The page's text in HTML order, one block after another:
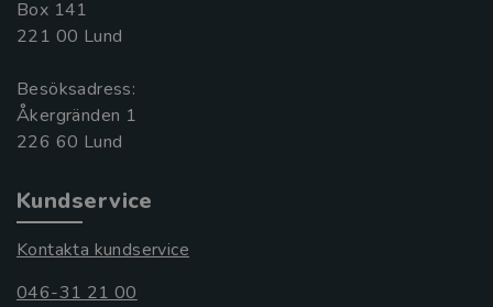
Box 141
221 00 Lund
Besöksadress:
Åkergränden 1
Kundservice
Kontakta kundservice
046-31 21 00